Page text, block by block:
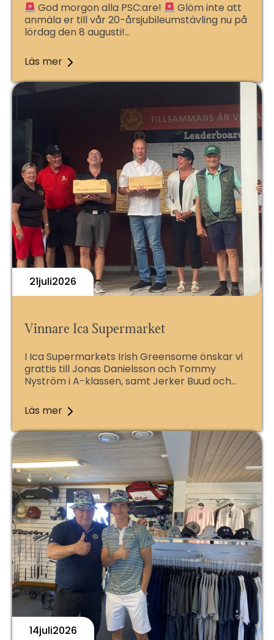
God morgon alla PSC:are!
Glöm inte att
anmäla er till vår 20-årsjubileumstävling nu på
lördag den 8 augusti!…
Läs mer
21Juli2026
Vinnare Ica Supermarket
I Ica Supermarkets Irish Greensome önskar vi
grattis till Jonas Danielsson och Tommy
Nyström i A-klassen, samt Jerker Buud och…
Läs mer
14Juli2026